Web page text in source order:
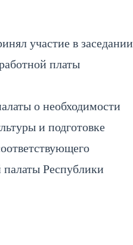
участие в заседании
платы
о необходимости
и подготовке
Республики